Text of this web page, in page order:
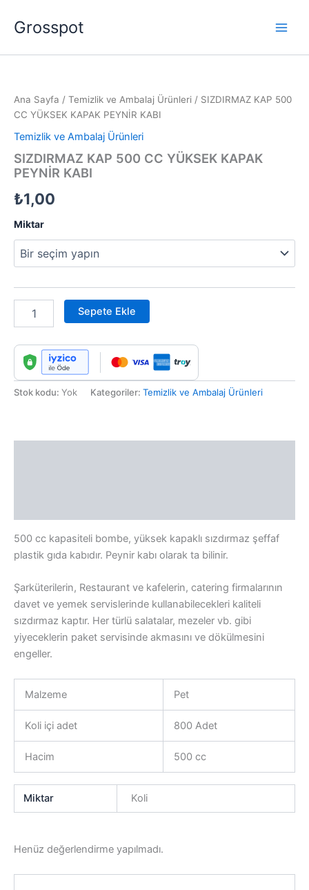
atlaGrosspot
Ana Sayfa / Temizlik ve Ambalaj Ürünleri / SIZDIRMAZ KAP 500
CC YÜKSEK KAPAK PEYNİR KABI
Temizlik ve Ambalaj Ürünleri
SIZDIRMAZ KAP 500 CC YÜKSEK KAPAK
PEYNİR KABI
₺1,00
Miktar
CC
YÜKSEK
KAPAK
PEYNİR
KABI
adet
Sepete Ekle
Stok kodu: Yok Kategoriler: Temizlik ve Ambalaj Ürünleri
500 cc kapasiteli bombe, yüksek kapaklı sızdırmaz şeffaf
plastik gıda kabıdır. Peynir kabı olarak ta bilinir.
Şarküterilerin, Restaurant ve kafelerin, catering firmalarının
davet ve yemek servislerinde kullanabilecekleri kaliteli
sızdırmaz kaptır. Her türlü salatalar, mezeler vb. gibi
yiyeceklerin paket servisinde akmasını ve dökülmesini
engeller.
Malzeme Pet
Koli içi adet 800 Adet
Hacim 500 cc
Miktar Koli
Henüz değerlendirme yapılmadı.